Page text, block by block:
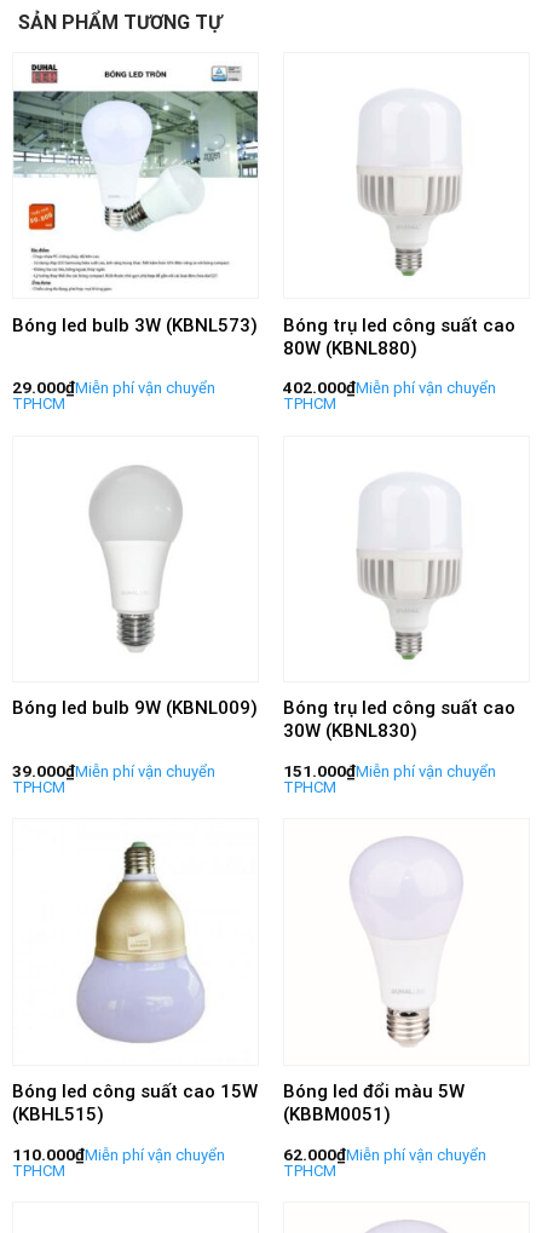
SẢN PHẨM TƯƠNG TỰ
Bóng led bulb 3W (KBNL573)
29.000₫
Bóng trụ led công suất cao
80W (KBNL880)
402.000₫
Bóng led bulb 9W (KBNL009)
39.000₫
Bóng trụ led công suất cao
30W (KBNL830)
151.000₫
Bóng led công suất cao 15W
(KBHL515)
110.000₫
Bóng led đổi màu 5W
(KBBM0051)
62.000₫